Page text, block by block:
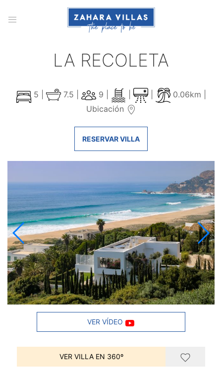
LA RECOLETA
5 | 7.5 | 9 | |
0.06km |
Ubicación
RESERVAR VILLA
VER VÍDEO
VER VILLA EN 360º